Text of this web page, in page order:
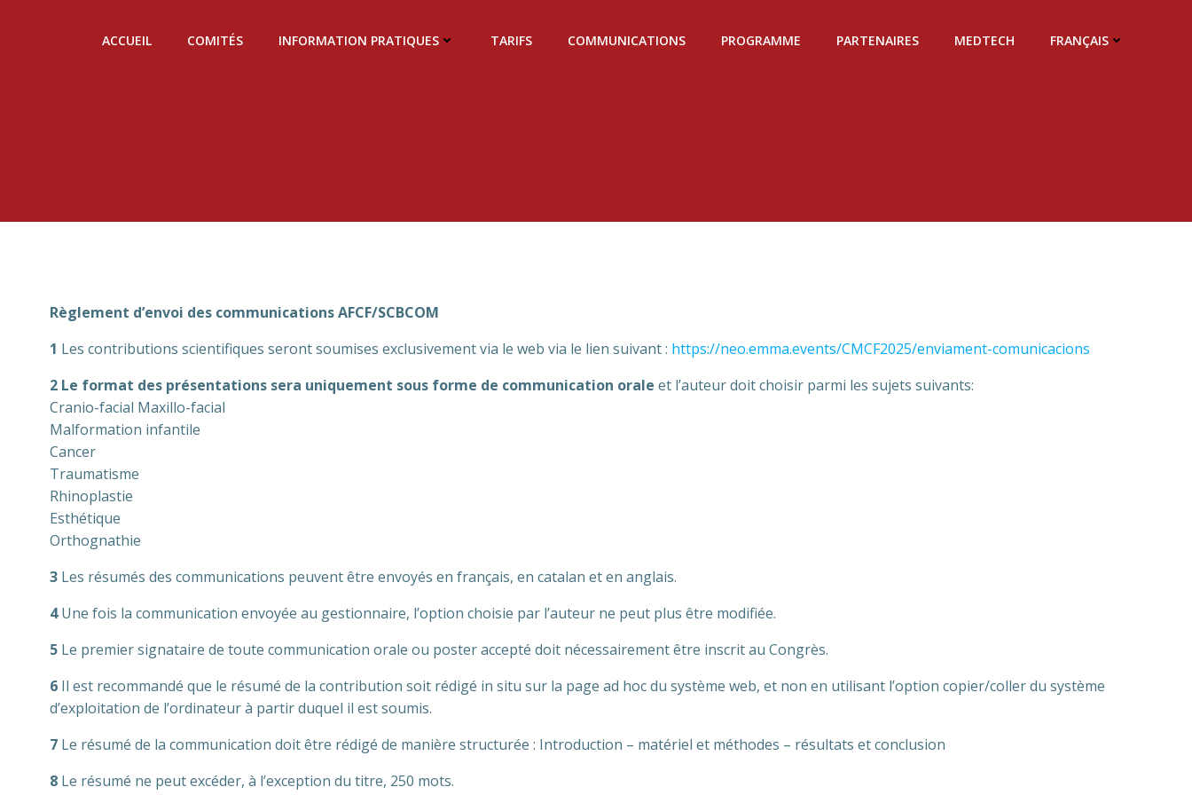
ACCUEIL COMITÉS INFORMATION PRATIQUES TARIFS COMMUNICATIONS PROGRAMME PARTENAIRES MEDTECH FRANÇAIS
Règlement d’envoi des communications AFCF/SCBCOM
1 Les contributions scientifiques seront soumises exclusivement via le web via le lien suivant : https://neo.emma.events/CMCF2025/enviament-comunicacions
2 Le format des présentations sera uniquement sous forme de communication orale et l’auteur doit choisir parmi les sujets suivants:
Cranio-facial Maxillo-facial
Malformation infantile
Cancer
Traumatisme
Rhinoplastie
Esthétique
Orthognathie
3 Les résumés des communications peuvent être envoyés en français, en catalan et en anglais.
4Une fois la communication envoyée au gestionnaire, l’option choisie par l’auteur ne peut plus être modifiée.
5 Le premier signataire de toute communication orale ou poster accepté doit nécessairement être inscrit au Congrès.
6 Il est recommandé que le résumé de la contribution soit rédigé in situ sur la page ad hoc du système web, et non en utilisant l’option copier/coller du système
d’exploitation de l’ordinateur à partir duquel il est soumis.
7 Le résumé de la communication doit être rédigé de manière structurée : Introduction – matériel et méthodes – résultats et conclusion
8 Le résumé ne peut excéder, à l’exception du titre, 250 mots.